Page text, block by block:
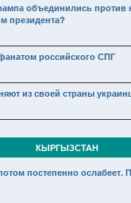
объединились против
президента?
российского СПГ
из своей страны
КЫРГЫЗСТАН
постепенно ослабеет.